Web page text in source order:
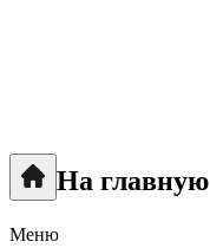
На главную
Меню